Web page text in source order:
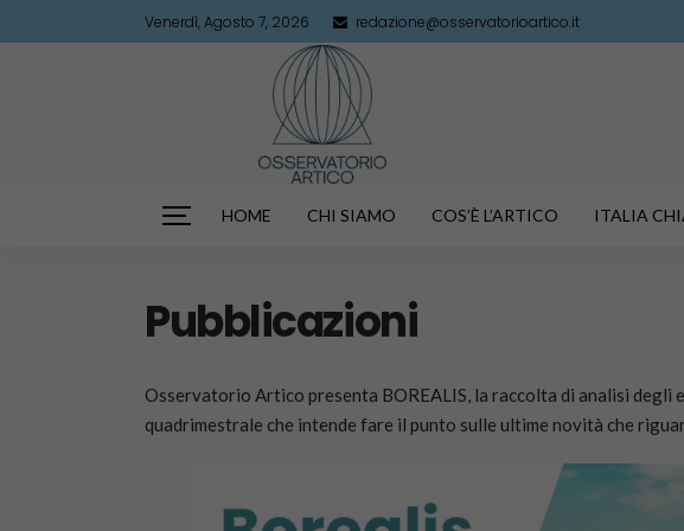
Venerdì, Agosto 7, 2026 redazione@osservatorioartico.it
HOME CHI SIAMO COS’È L’ARTICO ITALIA
Pubblicazioni
Osservatorio Artico presenta BOREALIS, la raccolta di analisi degli
quadrimestrale che intende fare il punto sulle ultime novità che